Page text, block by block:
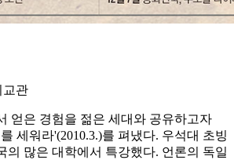
교관
얻은 경험을 젊은 세대와 공유하고자
세워라'(2010.3.)를 펴냈다. 우석대 초빙
의 많은 대학에서 특강했다. 언론의 독일